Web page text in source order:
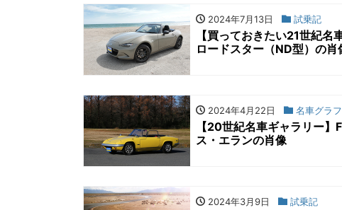
2024年7月13日 試乗記
【買っておきたい21世紀名
ロードスター（ND型）の肖
2024年4月22日 名車グラ
【20世紀名車ギャラリー
ス・エランの肖像
2024年3月9日 試乗記